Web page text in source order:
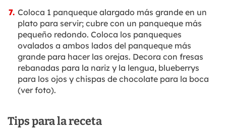
Coloca 1 panqueque alargado más grande en un
plato para servir; cubre con un panqueque más
pequeño redondo. Coloca los panqueques
ovalados a ambos lados del panqueque más
grande para hacer las orejas. Decora con fresas
rebanadas para la nariz y la lengua, blueberrys
para los ojos y chispas de chocolate para la boca
(ver foto).
Tips para la receta